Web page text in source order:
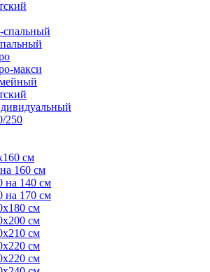
спальный
макси
250
см
160 см
на 140 см
на 170 см
см
см
см
см
см